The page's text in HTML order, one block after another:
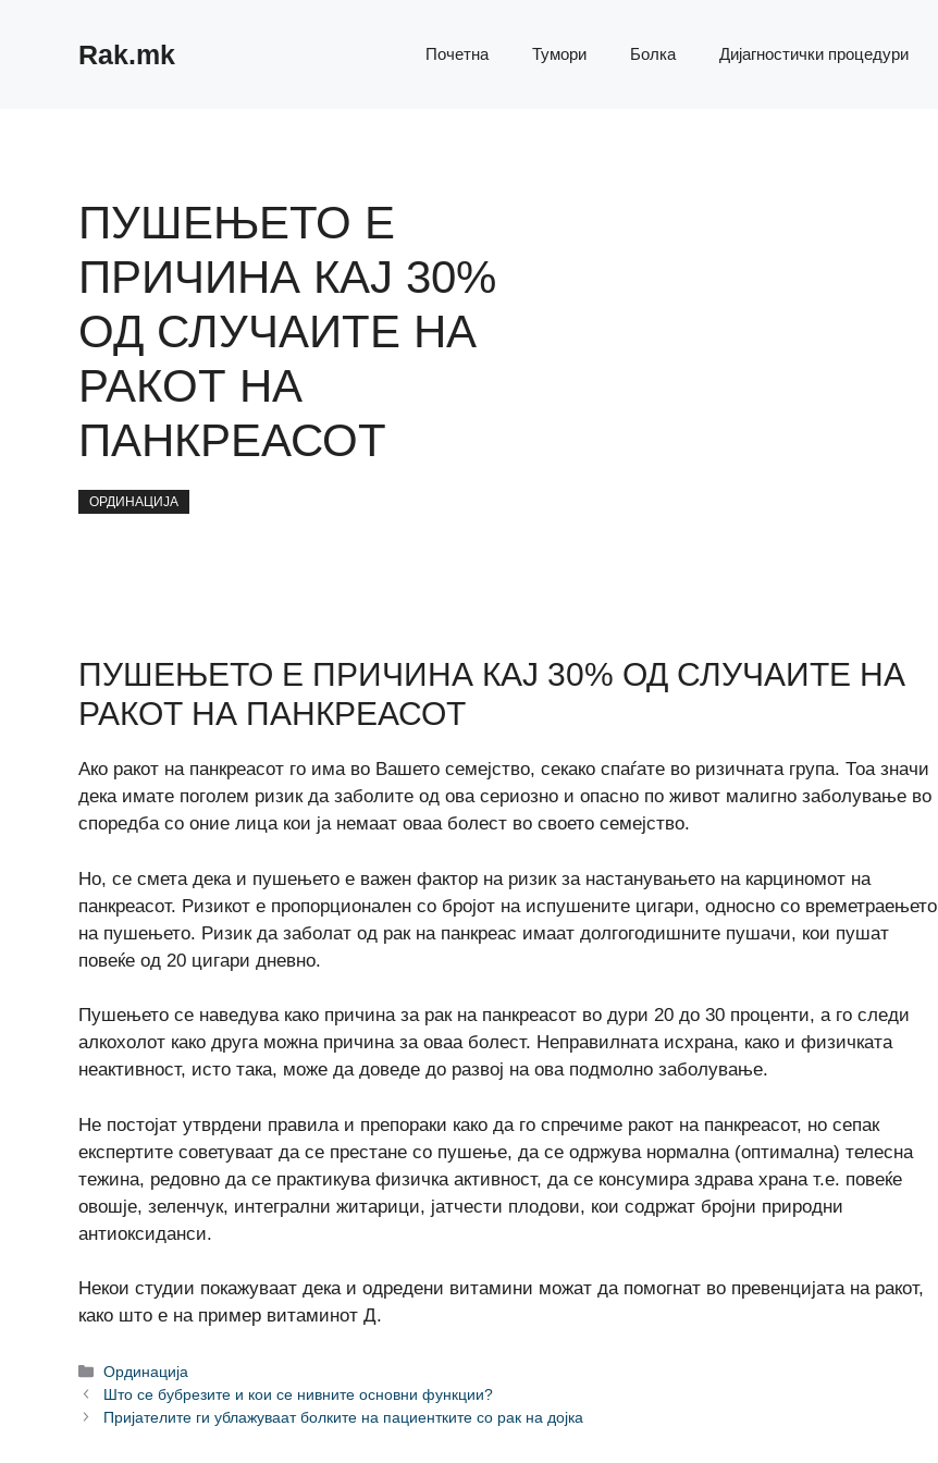
Rak.mk Почетна Тумори Болка Дијагностички процедури
ПУШЕЊEТО Е
ПРИЧИНА КАЈ 30%
ОД СЛУЧАИТЕ НА
РАКОТ НА
ПАНКРЕАСОТ
ОРДИНАЦИЈА
ПУШЕЊEТО Е ПРИЧИНА КАЈ 30% ОД СЛУЧАИТЕ НА
РАКОТ НА ПАНКРЕАСОТ
Ако ракот на панкреасот го има во Вашето семејство, секако спаѓате во ризичната група. Тоа значи
дека имате поголем ризик да заболите од ова сериозно и опасно по живот малигно заболување во
споредба со оние лица кои ја немаат оваа болест во своето семејство.
Но, се смета дека и пушењето е важен фактор на ризик за настанувањето на карциномот на
панкреасот. Ризикот е пропорционален со бројот на испушените цигари, односно со времетраењето
на пушењето. Ризик да заболат од рак на панкреас имаат долгогодишните пушачи, кои пушат
повеќе од 20 цигари дневно.
Пушењето се наведува како причина за рак на панкреасот во дури 20 до 30 проценти, а го следи
алкохолот како друга можна причина за оваа болест. Неправилната исхрана, како и физичката
неактивност, исто така, може да доведе до развој на ова подмолно заболување.
Не постојат утврдени правила и препораки како да го спречиме ракот на панкреасот, но сепак
експертите советуваат да се престане со пушење, да се одржува нормална (оптимална) телесна
тежина, редовно да се практикува физичка активност, да се консумира здрава храна т.е. повеќе
овошје, зеленчук, интегрални житарици, јатчести плодови, кои содржат бројни природни
антиоксиданси.
Некои студии покажуваат дека и одредени витамини можат да помогнат во превенцијата на ракот,
како што е на пример витаминот Д.
Categories
Ординација
Што се бубрезите и кои се нивните основни функции?
Пријателите ги ублажуваат болките на пациентките со рак на дојка